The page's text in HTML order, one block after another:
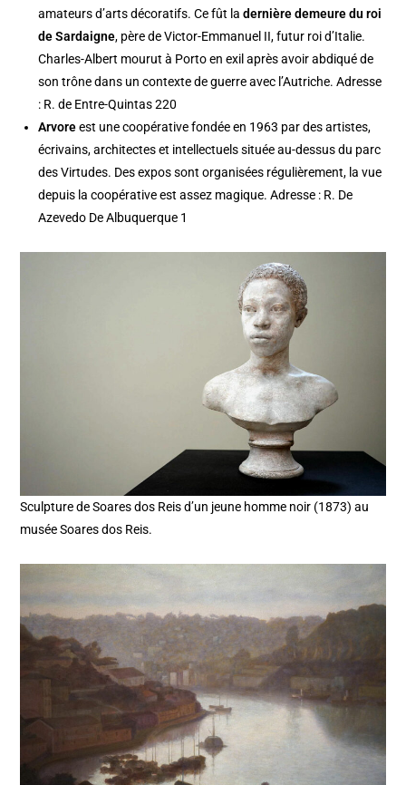
amateurs d’arts décoratifs. Ce fût ladernière demeure du roi
de Sardaigne, père de Victor-Emmanuel II, futur roi d’Italie.
Charles-Albert mourut à Porto en exil après avoir abdiqué de
son trône dans un contexte de guerre avec l’Autriche. Adresse
: R. de Entre-Quintas 220
Arvoreest une coopérative fondée en 1963 par des artistes,
écrivains, architectes et intellectuels située au-dessus du parc
des Virtudes. Des expos sont organisées régulièrement, la vue
depuis la coopérative est assez magique. Adresse : R. De
Azevedo De Albuquerque 1
Sculpture de Soares dos Reis d’un jeune homme noir (1873) au
musée Soares dos Reis.